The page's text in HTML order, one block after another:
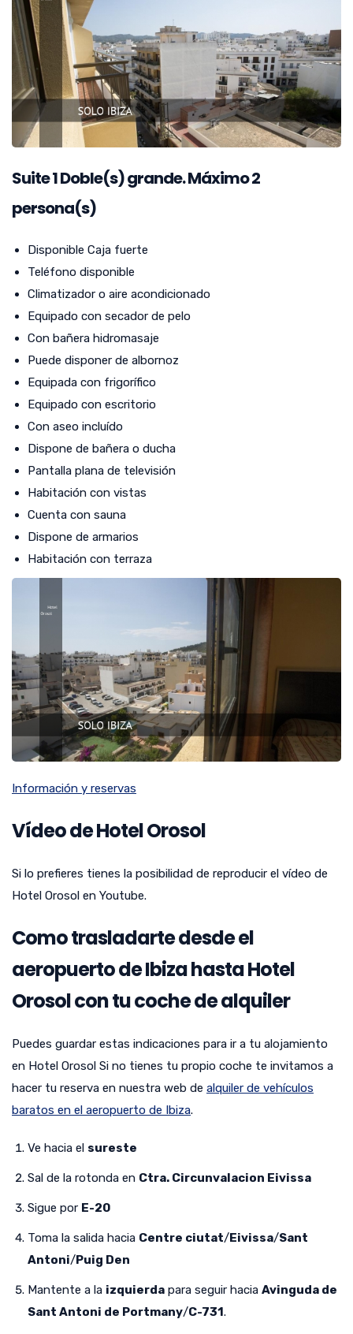
Suite1Doble(s) grande. Máximo 2
persona(s)
Disponible Caja fuerte
Teléfono disponible
Climatizador o aire acondicionado
Equipado con secador de pelo
Con bañera hidromasaje
Puede disponer de albornoz
Equipada con frigorífico
Equipado con escritorio
Con aseo incluído
Dispone de bañera o ducha
Pantalla plana de televisión
Habitación con vistas
Cuenta con sauna
Dispone de armarios
Habitación con terraza
Información y reservas
Vídeo de Hotel Orosol
Si lo prefieres tienes la posibilidad de reproducir el vídeo de
Hotel Orosol en Youtube.
Como trasladarte desde el
aeropuerto de Ibiza hasta Hotel
Orosol con tu coche de alquiler
Puedes guardar estas indicaciones para ir a tu alojamiento
en Hotel Orosol Si no tienes tu propio coche te invitamos a
hacer tu reserva en nuestra web de alquiler de vehículos
baratos en el aeropuerto de Ibiza.
Ve hacia el sureste
Sal de la rotonda en Ctra. Circunvalacion Eivissa
Sigue por E-20
Toma la salida hacia Centre ciutat/Eivissa/Sant
Antoni/Puig Den
Mantente a la izquierda para seguir hacia Avinguda de
Sant Antoni de Portmany/C-731.